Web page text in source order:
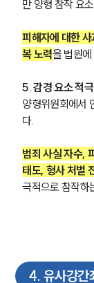
만 양형 참작 요
피해자에 대한
복 노력을 법원
5. 감경 요소 적
양형위원회에서
다.
범죄 사실 자수,
태도, 형사 처벌
극적으로 참작하
4. 유사강간